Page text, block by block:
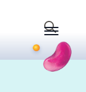
Search
for: